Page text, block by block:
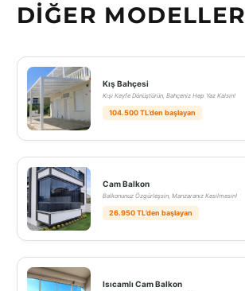
DIĞER MODELLER
Kış Bahçesi
Kışı Keyfe Dönüştürün, Bahçeniz Hep Yaz Kalsın!
104.500 TL’den başlayan
Cam Balkon
Balkonunuz Özgürleşsin, Manzaranız Kesilmesin!
26.950 TL’den başlayan
Isıcamlı Cam Balkon